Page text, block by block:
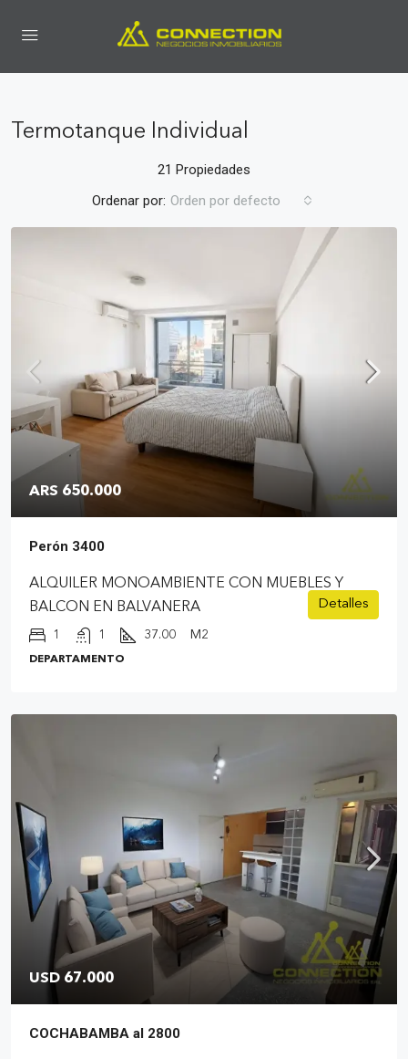
Termotanque Individual
21 Propiedades
Ordenar por: Orden por defecto
ARS 650.000
Perón 3400
ALQUILER MONOAMBIENTE CON MUEBLES Y
BALCON EN BALVANERA
1 1 37.00 M2
DEPARTAMENTO
Detalles
USD 67.000
COCHABAMBA al 2800